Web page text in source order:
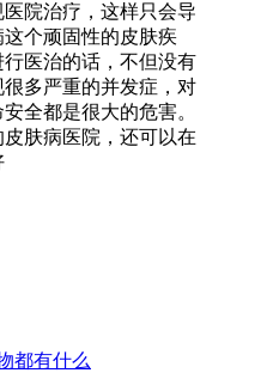
院治疗，这样只会导
个顽固性的皮肤疾
医治的话，不但没有
多严重的并发症，对
全都是很大的危害。
肤病医院，还可以在
都有什么